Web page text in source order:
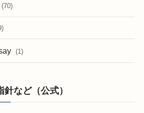
(70)
(1)
など（公式）